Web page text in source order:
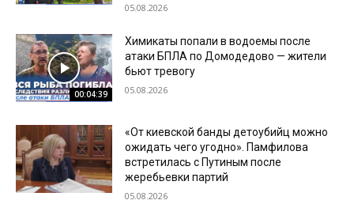
05.08.2026
00:04:39
Химикаты попали в водоемы после
атаки БПЛА по Домодедово — жители
бьют тревогу
05.08.2026
«От киевской банды детоубийц можно
ожидать чего угодно». Памфилова
встретилась с Путиным после
жеребьевки партий
05.08.2026